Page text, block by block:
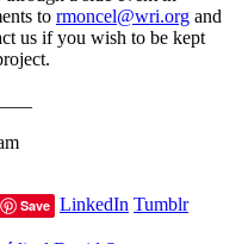
to rmoncel@wri.org and
us if you wish to be kept
Save LinkedIn Tumblr